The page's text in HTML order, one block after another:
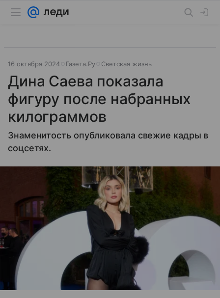
16 октября 2024 Газета.Ру Светская жизнь
Дина Саева показала
фигуру после набранных
килограммов
Знаменитость опубликовала свежие кадры в
соцсетях.